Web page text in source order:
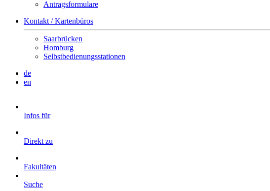
Antragsformulare
Kontakt / Kartenbüros
Saarbrücken
Homburg
Selbstbedienungsstationen
de
en
Infos für
Direkt zu
Fakultäten
Suche